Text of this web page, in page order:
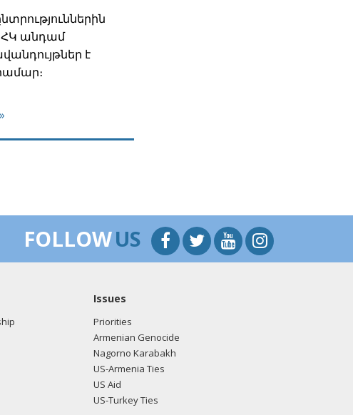
անդամ
է
FOLLOWUS
Issues
Priorities
Armenian Genocide
Nagorno Karabakh
US-Armenia Ties
US Aid
US-Turkey Ties